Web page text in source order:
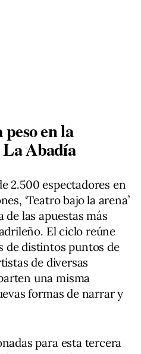
en la
Abadía
2.500 espectadores en
‘Teatro bajo la arena’
las apuestas más
El ciclo reúne
de distintos puntos de
de diversas
una misma
formas de narrar y
para esta tercera